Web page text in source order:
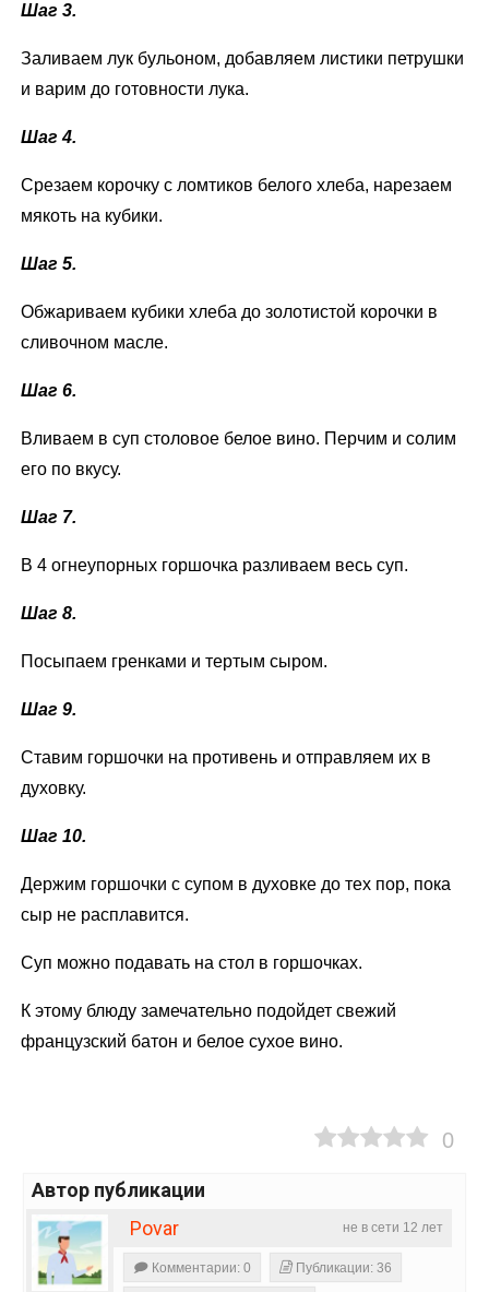
Шаг 3.
Заливаем лук бульоном, добавляем листики петрушки
и варим до готовности лука.
Шаг 4.
Срезаем корочку с ломтиков белого хлеба, нарезаем
мякоть на кубики.
Шаг 5.
Обжариваем кубики хлеба до золотистой корочки в
сливочном масле.
Шаг 6.
Вливаем в суп столовое белое вино. Перчим и солим
его по вкусу.
Шаг 7.
В 4 огнеупорных горшочка разливаем весь суп.
Шаг 8.
Посыпаем гренками и тертым сыром.
Шаг 9.
Ставим горшочки на противень и отправляем их в
духовку.
Шаг 10.
Держим горшочки с супом в духовке до тех пор, пока
сыр не расплавится.
Суп можно подавать на стол в горшочках.
К этому блюду замечательно подойдет свежий
французский батон и белое сухое вино.
0
Автор публикации
не в сети 12 лет
Povar
Комментарии: 0 Публикации: 36